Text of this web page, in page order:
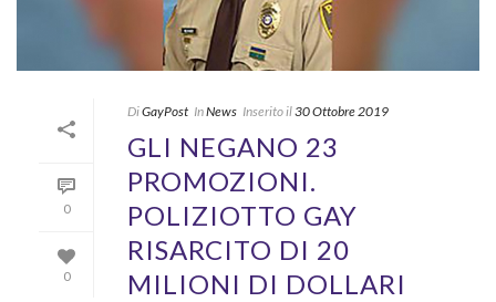
0
0
DiGayPost InNews Inserito il30 Ottobre 2019
GLI NEGANO 23
PROMOZIONI.
POLIZIOTTO GAY
RISARCITO DI 20
MILIONI DI DOLLARI